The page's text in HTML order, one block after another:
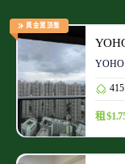
黃金置頂盤
415
租